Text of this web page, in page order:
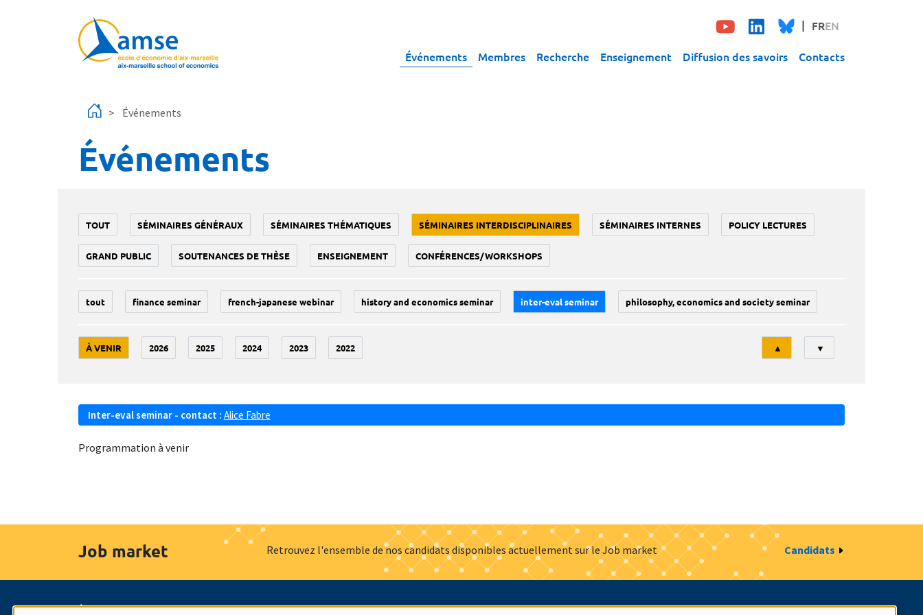
FREN
Événements Membres Recherche Enseignement Diffusion des savoirs Contacts
Événements
Événements
TOUT SÉMINAIRES GÉNÉRAUX SÉMINAIRES THÉMATIQUES SÉMINAIRES INTERDISCIPLINAIRES SÉMINAIRES INTERNES POLICY LECTURES
GRAND PUBLIC SOUTENANCES DE THÈSE ENSEIGNEMENT CONFÉRENCES/WORKSHOPS
tout finance seminar french-japanese webinar history and economics seminar inter-eval seminar philosophy, economics and society seminar
À VENIR 2026 2025 2024 2023 2022
Tri
▲ ▼
Inter-eval seminar - contact : Alice Fabre
Programmation à venir
Job market Retrouvez l'ensemble de nos candidats disponibles actuellement sur le Job market Candidats
À propos Nos engagements Hommage à Actualités Offres d'emploi Presse Mentions légales Gestion des cookies Intranet